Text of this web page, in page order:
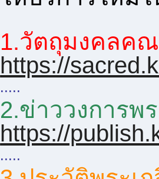
1.วัตถุมงคลค
https://
.....
2.ข่าววงการพ
https://
.....